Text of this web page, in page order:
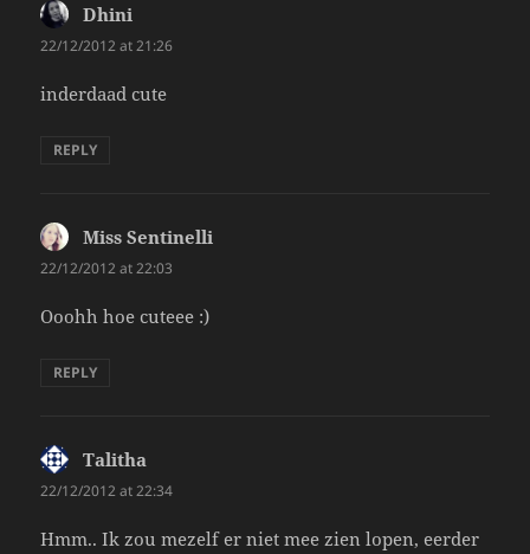
Dhini
22/12/2012 at 21:26
inderdaad cute
REPLY
Miss Sentinelli
22/12/2012 at 22:03
Ooohh hoe cuteee :)
REPLY
Talitha
22/12/2012 at 22:34
Hmm.. Ik zou mezelf er niet mee zien lopen, eerder